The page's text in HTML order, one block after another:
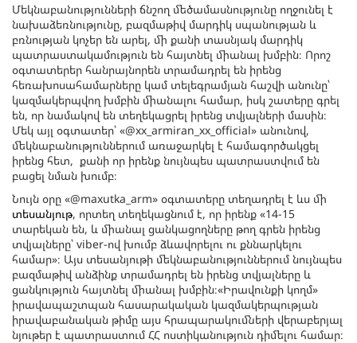
Մեկնաբանությունների ճնշող մեծամասնությունը ողջունել է
նախաձեռնությունը, բազմաթիվ մարդիկ սպանության և
բռնության կոչեր են արել, մի քանի տասնյակ մարդիկ
պատրաստակամություն են հայտնել միանալ խմբին։ Որոշ
օգտատերեր հանրայնորեն տրամադրել են իրենց
հեռախոսահամարները կամ տելեգրամյան հաշվի անունը՝
կազմակերպվող խմբին միանալու համար, իսկ շատերը գրել
են, որ նամակով են տեղեկացրել իրենց տվյալների մասին։
Մեկ այլ օգտատեր՝ «@xx_armiran_xx_official» անունով,
մեկնաբանություններում առաջարկել է համագործակցել
իրենց հետ, քանի որ իրենք նույնպես պատրաստվում են
բացել նման խումբ։
Նույն օրը «@maxutka_arm» օգտատերը տեղադրել է ևս մի
տեսանյութ, որտեղ տեղեկացնում է, որ իրենք «14-15
տարեկան են, և միանալ ցանկացողները թող գրեն իրենց
տվյալները՝ viber-ով խումբ ձևավորելու ու քննարկելու
համար»։ Այս տեսանյութի մեկնաբանություններում նույնպես
բազմաթիվ անձինք տրամադրել են իրենց տվյալները և
ցանկություն հայտնել միանալ խմբին։«Իրավունքի կողմ»
իրավապաշտպան հասարակական կազմակերպության
իրավաբանական թիմը այս հրապարակումների վերաբերյալ
նյութեր է պատրաստում ՀՀ ոստիկանություն դիմելու համար։